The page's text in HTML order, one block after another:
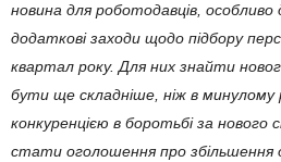
новина для роботодавців,
додаткові заходи щодо підбору
квартал року. Для них знайти
бути ще складніше, ніж в минулому
конкуренцією в боротьбі за нового
стати оголошення про збільшення